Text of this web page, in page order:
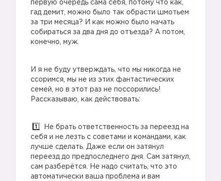
первую очередь сама себя, потому что как,
гад демит, можно было так обрасти шмотьем
за три месяца? И как можно было начать
собираться за два дня до отъезда? А потом,
конечно, муж.
И я не буду утверждать, что мы никогда не
ссоримся, мы не из этих фантастических
семей, но в этот раз не поссорились!
Рассказываю, как действовать:
Не брать ответственность за переезд на
себя и не лезть с советами и командами, как
лучше сделать. Даже если он затянул
переезд до предпоследнего дня. Сам затянул,
сам разберётся. Не надо считать, что это
автоматически ваша проблема и вам